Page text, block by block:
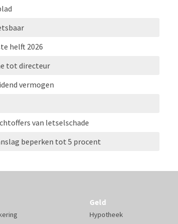
helft 2026
tot directeur
vermogen
van letselschade
beperken tot 5 procent
Geld
Hypotheek